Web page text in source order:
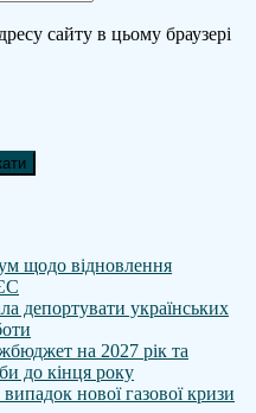
сайту в цьому браузері
щодо відновлення
депортувати українських
на 2027 рік та
до кінця року
нової газової кризи